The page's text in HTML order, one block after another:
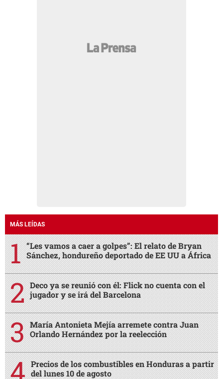
MÁS LEÍDAS
“Les vamos a caer a golpes”: El relato de Bryan
Sánchez, hondureño deportado de EE UU a África
Deco ya se reunió con él: Flick no cuenta con el
jugador y se irá del Barcelona
María Antonieta Mejía arremete contra Juan
Orlando Hernández por la reelección
Precios de los combustibles en Honduras a partir
del lunes 10 de agosto